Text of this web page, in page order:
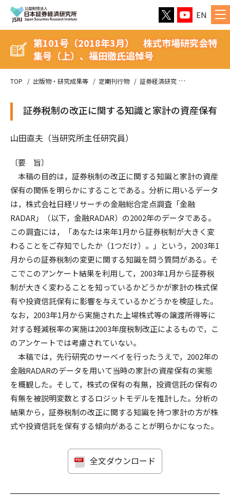
EN
TOP 出版物・研究成果等 定期刊行物 証券経済研究
第101号（2018年3月） 株式市場研究会特
集号（上）、福田徹氏追悼号
証券税制の改正に関する知識と家計の資産保有
山田直夫（当研究所主任研究員）
〔要 旨〕
本稿の目的は，証券税制の改正に関する知識と家計の資産
保有の関係を明らかにすることである。分析に用いるデータ
は，株式会社日経リサーチの金融総合定点調査「金融
RADAR」（以下，金融RADAR）の2002年のデータである。
この調査には，「あなたは来年1月から証券税制が大きく変
わることをご存知でしたか（1つだけ）。」という，2003年1
月からの証券税制の変更に関する知識を問う質問がある。そ
こでこのアンケート結果を利用して，2003年1月から証券税
制が大きく変わることを知っているかどうかが家計の株式保
有や投資信託保有に影響を与えているかどうかを検証した。
なお，2003年1月から実施された上場株式等の譲渡所得等に
対する軽減税率の実施は2003年度税制改正によるもので，こ
のアンケートでは考慮されていない。
本稿では，先行研究のサーベイを行ったうえで，2002年の
金融RADARのデータを用いて当時の家計の資産保有の実態
を概観した。そして，株式の保有の有無，投資信託の保有の
有無を被説明変数とするロジットモデルを推計した。分析の
結果から，証券税制の改正に関する知識を持つ家計の方が株
式や投資信託を保有する傾向があることが明らかになった。
全文ダウンロード